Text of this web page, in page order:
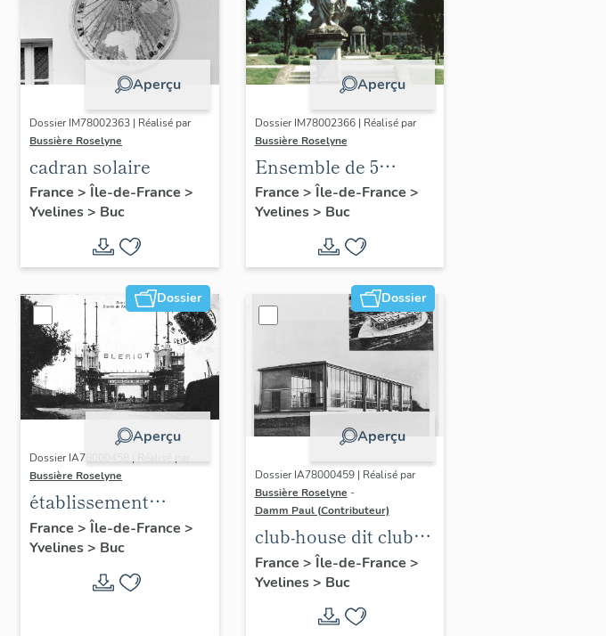
Aperçu
Dossier IM78002363 | Réalisé par
Bussière Roselyne
cadran solaire
France > Île-de-France >
Yvelines> Buc
Aperçu
Dossier IM78002366 | Réalisé par
Bussière Roselyne
Ensemble de 5
statues
France > Île-de-France >
Yvelines> Buc
Dossier
Aperçu
Dossier IA78000458 | Réalisé par
Bussière Roselyne
établissement
aéronautique dit
aéroparc Louis-
France > Île-de-France >
Yvelines> Buc
Dossier
Aperçu
Dossier IA78000459 | Réalisé par
Bussière Roselyne -
Damm Paul (Contributeur)
club-house dit club
Roland Garros
France > Île-de-France >
Yvelines> Buc